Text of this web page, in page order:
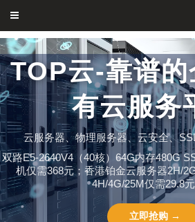
TOP云-靠谱
有云服务
云服务器、物理服务器、云安全、
双路E5-2640V4（40核）64G内存480G
机仅需368元；香港铂金云服务器2H/
4H/4G/25M仅需29.8元
立即抢购 →